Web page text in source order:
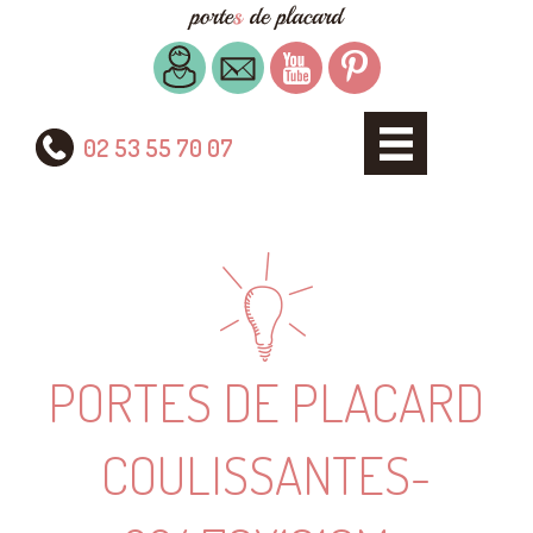
02 53 55 70 07
PORTES DE PLACARD
COULISSANTES-